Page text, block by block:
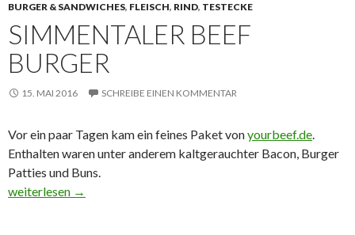
BURGER & SANDWICHES, FLEISCH, RIND, TESTECKE
SIMMENTALER BEEF
BURGER
15. MAI 2016 SCHREIBE EINEN KOMMENTAR
Vor ein paar Tagen kam ein feines Paket vonyourbeef.de.
Enthalten waren unter anderem kaltgerauchter Bacon, Burger
Patties und Buns.
Simmentaler Beef Burger
weiterlesen →